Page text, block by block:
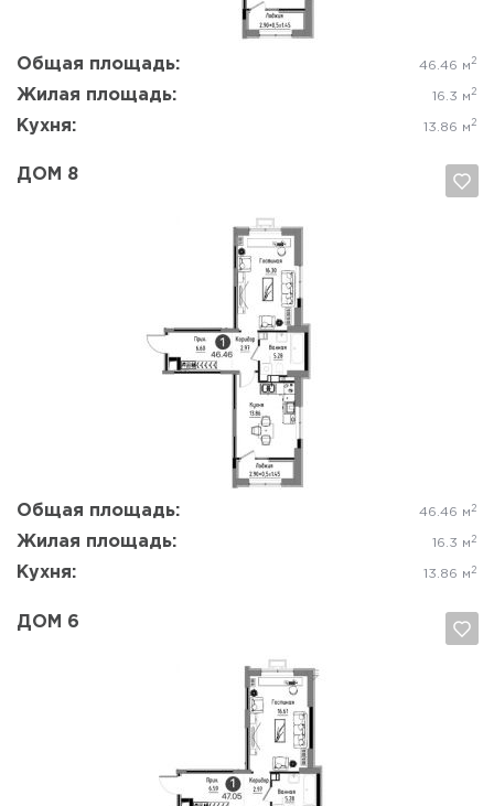
Общая площадь: 46.46 м 2
Жилая площадь: 16.3 м 2
Кухня: 13.86 м 2
ДОМ 8
Общая площадь: 46.46 м 2
Жилая площадь: 16.3 м 2
Кухня: 13.86 м 2
Отмена
ДОМ 6